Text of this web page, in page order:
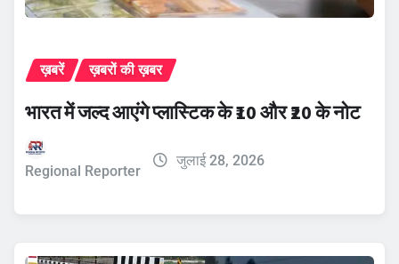
ख़बरें ख़बरों की ख़बर
भारत में जल्द आएंगे प्लास्टिक के ₹10 और ₹20 के नोट
Regional Reporter
जुलाई 28, 2026